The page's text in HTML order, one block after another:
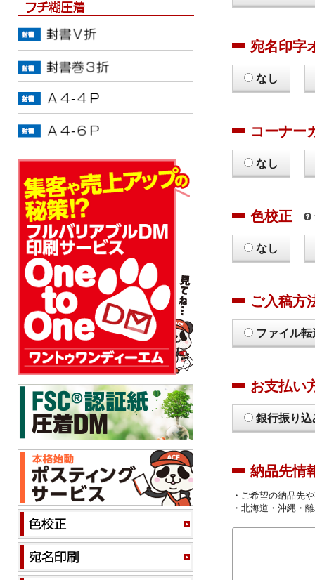
宛名印字
なし
コーナー
なし
色校正
なし
ご入稿方
ファイル
お支払い
銀行振り込
納品先情
・ご希望の納品先
・北海道・沖縄・